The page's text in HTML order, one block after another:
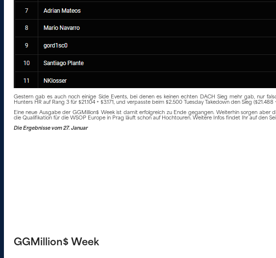
Gestern gab es auch noch einige Side Events, bei denen es keinen echten DACH Sieg mehr gab, nur
Hunters HR auf Rang 3 für $21.104 + $3.171, und verpasste beim $2.500 Tuesday Takedown den Sieg ($21.488
Eine neue Ausgabe der GGMillion$ Week ist damit erfolgreich zu Ende gegangen. Weiterhin sorgen aber
die Qualifikation für die WSOP Europe in Prag läuft schon auf Hochtouren. Weitere Infos findet Ihr auf den
Die Ergebnisse vom 27. Januar
GGMillion$ Week